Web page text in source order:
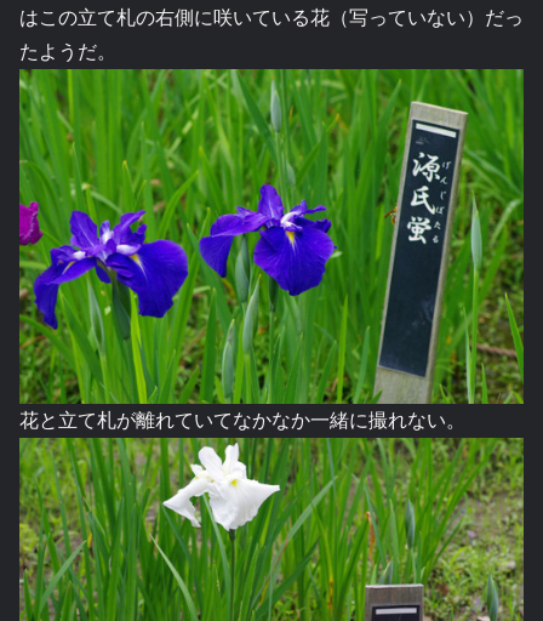
はこの立て札の右側に咲いている花（写っていない）だっ
たようだ。
花と立て札が離れていてなかなか一緒に撮れない。